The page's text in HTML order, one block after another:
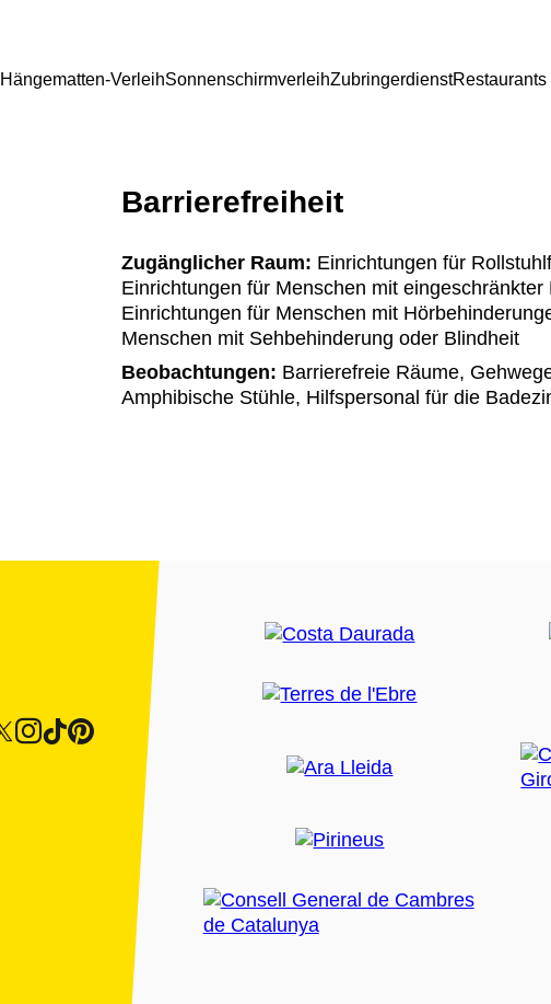
Hängematten-VerleihSonnenschirmverleihZubringerdienst
Barrierefreiheit
Zugänglicher Raum: Einrichtungen für
Einrichtungen für Menschen mit
Einrichtungen für Menschen mit
Menschen mit Sehbehinderung oder Blindheit
Beobachtungen: Barrierefreie Räume,
Amphibische Stühle, Hilfspersonal für die